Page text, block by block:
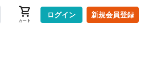
カート
ログイン 新規会員登録